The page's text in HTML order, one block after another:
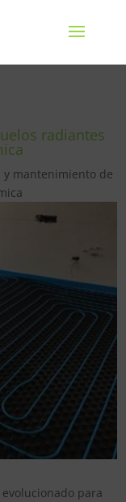
radiantes
y mantenimiento de
para